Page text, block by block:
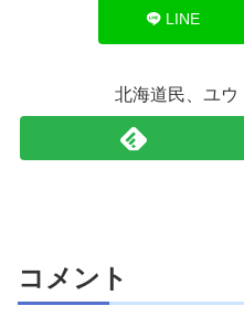
LINE
北海道民、ユウ
コメント